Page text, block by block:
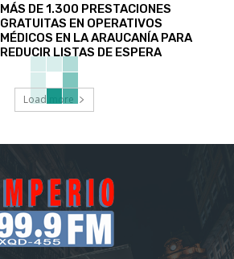
MÁS DE 1.300 PRESTACIONES
GRATUITAS EN OPERATIVOS
MÉDICOS EN LA ARAUCANÍA PARA
REDUCIR LISTAS DE ESPERA
Load more